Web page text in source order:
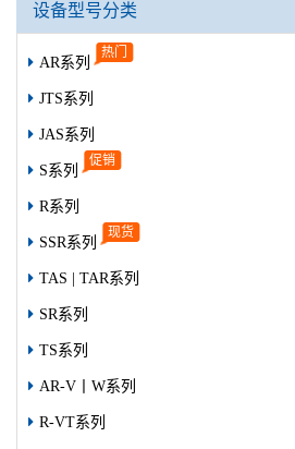
设备型号分类
AR系列
JTS系列
JAS系列
S系列
R系列
SSR系列
TAS | TAR系列
SR系列
TS系列
AR-V丨W系列
R-VT系列